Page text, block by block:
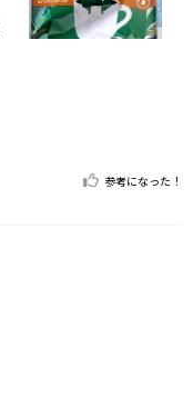
参考になった！